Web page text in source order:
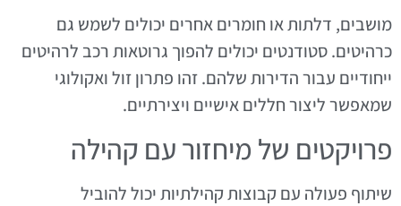
מושבים, דלתות או חומרים אחרים יכולים לשמש גם
כרהיטים. סטודנטים יכולים להפוך גרוטאות רכב לרהיטים
ייחודיים עבור הדירות שלהם. זהו פתרון זול ואקולוגי
שמאפשר ליצור חללים אישיים ויצירתיים.
פרויקטים של מיחזור עם קהילה
שיתוף פעולה עם קבוצות קהילתיות יכול להוביל